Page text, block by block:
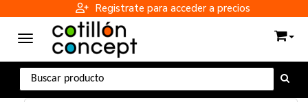
Registrate para acceder a precios
Toggle navigation